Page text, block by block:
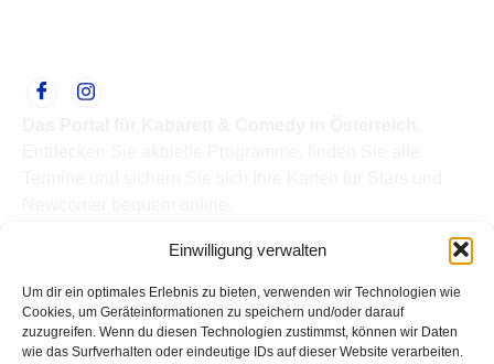
Einwilligung verwalten
Um dir ein optimales Erlebnis zu bieten, verwenden wir Technologien wie
Cookies, um Geräteinformationen zu speichern und/oder darauf
zuzugreifen. Wenn du diesen Technologien zustimmst, können wir Daten
wie das Surfverhalten oder eindeutige IDs auf dieser Website verarbeiten.
Termine
Kabarettisten
Spielorte